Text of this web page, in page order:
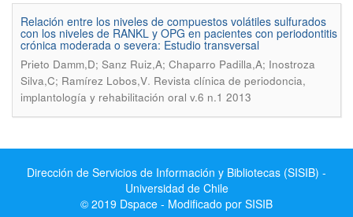
Relación entre los niveles de compuestos volátiles sulfurados
con los niveles de RANKL y OPG en pacientes con periodontitis
crónica moderada o severa: Estudio transversal
Prieto Damm,D; Sanz Ruiz,A; Chaparro Padilla,A; Inostroza
Silva,C; Ramírez Lobos,V. Revista clínica de periodoncia,
implantología y rehabilitación oral v.6 n.1 2013
Dirección de Servicios de Información y Bibliotecas (SISIB) -
Universidad de Chile
© 2019 Dspace - Modificado por SISIB